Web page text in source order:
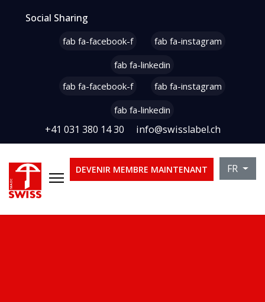
Social Sharing
fab fa-facebook-f
fab fa-instagram
fab fa-linkedin
fab fa-facebook-f
fab fa-instagram
fab fa-linkedin
+41 031 380 14 30 info@swisslabel.ch
DEVENIR MEMBRE MAINTENANT FR